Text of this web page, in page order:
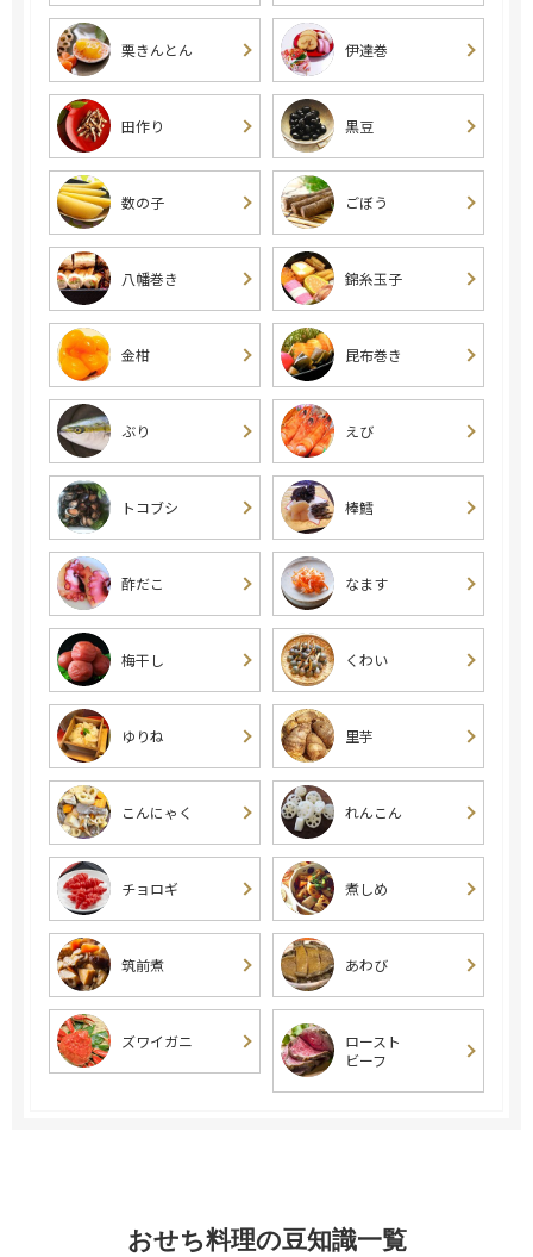
栗きんとん 伊達巻
田作り 黒豆
数の子 ごぼう
八幡巻き 錦糸玉子
金柑 昆布巻き
ぶり えび
トコブシ 棒鱈
酢だこ なます
梅干し くわい
ゆりね 里芋
こんにゃく れんこん
チョロギ 煮しめ
筑前煮 あわび
ズワイガニ
ロースト
ビーフ
おせち料理の豆知識一覧